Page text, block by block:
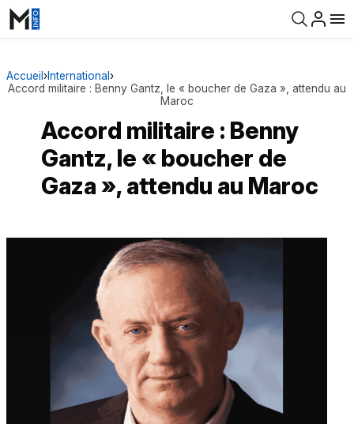
Accueil ›International ›
Accord militaire : Benny Gantz, le « boucher de Gaza », attendu au
Maroc
Accord militaire : Benny
Gantz, le « boucher de
Gaza », attendu au Maroc